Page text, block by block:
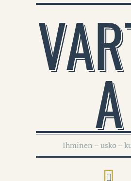
A
Ihminen – usko –